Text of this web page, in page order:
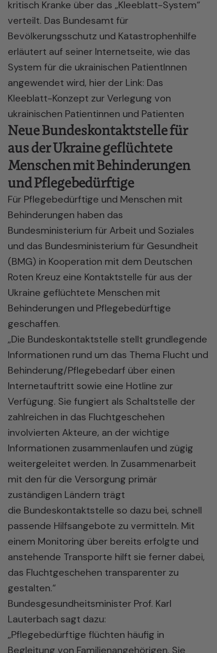
kritisch Kranke über das „Kleeblatt-System“
verteilt. Das Bundesamt für
Bevölkerungsschutz und Katastrophenhilfe
erläutert auf seiner Internetseite, wie das
System für die ukrainischen PatientInnen
angewendet wird, hier der Link: Das
Kleeblatt-Konzept zur Verlegung von
ukrainischen Patientinnen und Patienten
Neue Bundeskontaktstelle für
aus der Ukraine geflüchtete
Menschen mit Behinderungen
und Pflegebedürftige
Für Pflegebedürftige und Menschen mit
Behinderungen haben das
Bundesministerium für Arbeit und Soziales
und das Bundesministerium für Gesundheit
(BMG) in Kooperation mit dem Deutschen
Roten Kreuz eine Kontaktstelle für aus der
Ukraine geflüchtete Menschen mit
Behinderungen und Pflegebedürftige
geschaffen.
„Die Bundeskontaktstelle stellt grundlegende
Informationen rund um das Thema Flucht und
Behinderung/Pflegebedarf über einen
Internetauftritt sowie eine Hotline zur
Verfügung. Sie fungiert als Schaltstelle der
zahlreichen in das Fluchtgeschehen
involvierten Akteure, an der wichtige
Informationen zusammenlaufen und zügig
weitergeleitet werden. In Zusammenarbeit
mit den für die Versorgung primär
zuständigen Ländern trägt
die Bundeskontaktstelle so dazu bei, schnell
passende Hilfsangebote zu vermitteln. Mit
einem Monitoring über bereits erfolgte und
anstehende Transporte hilft sie ferner dabei,
das Fluchtgeschehen transparenter zu
gestalten.“
Bundesgesundheitsminister Prof. Karl
Lauterbach sagt dazu:
„Pflegebedürftige flüchten häufig in
Begleitung von Familienangehörigen. Sie